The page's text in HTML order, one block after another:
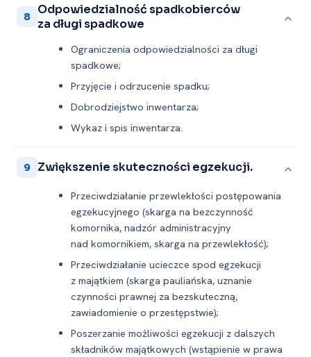
8
Odpowiedzialność spadkobierców
za długi spadkowe
Ograniczenia odpowiedzialności za długi
spadkowe;
Przyjęcie i odrzucenie spadku;
Dobrodziejstwo inwentarza;
Wykaz i spis inwentarza.
9 Zwiększenie skuteczności egzekucji.
Przeciwdziałanie przewlekłości postępowania
egzekucyjnego (skarga na bezczynność
komornika, nadzór administracyjny
nad komornikiem, skarga na przewlekłość);
Przeciwdziałanie ucieczce spod egzekucji
z majątkiem (skarga pauliańska, uznanie
czynności prawnej za bezskuteczną,
zawiadomienie o przestępstwie);
Poszerzanie możliwości egzekucji z dalszych
składników majątkowych (wstąpienie w prawa